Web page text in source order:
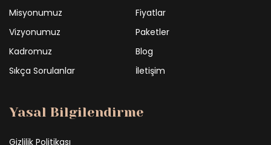
Misyonumuz
Fiyatlar
Vizyonumuz
Paketler
Kadromuz
Blog
Sıkça Sorulanlar
İletişim
Yasal Bilgilendirme
Gizlilik Politikası